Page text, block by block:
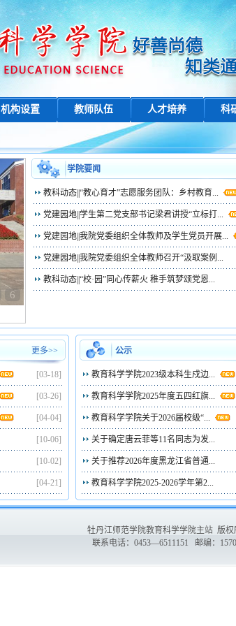
机构设置 教师队伍 人才培养 科
6
学院要闻
教科动态||“教心育才”志愿服务团队：乡村教育...
党建园地||学生第二党支部书记梁君讲授“立标打...
党建园地||我院党委组织全体教师及学生党员开展...
党建园地||我院党委组织全体教师召开“汲取案例...
教科动态||“校·园”同心传薪火 稚手筑梦颂党恩...
更多>>
[03-18]
[03-26]
[04-04]
[10-06]
[10-02]
[04-21]
公示
教育科学学院2023级本科生戍边...
教育科学学院2025年度五四红旗...
教育科学学院关于2026届校级“...
关于确定唐云菲等11名同志为发...
关于推荐2026年度黑龙江省普通...
教育科学学院2025-2026学年第2...
牡丹江师范学院教育科学学院主站 版权
联系电话：0453—6511151 邮编：